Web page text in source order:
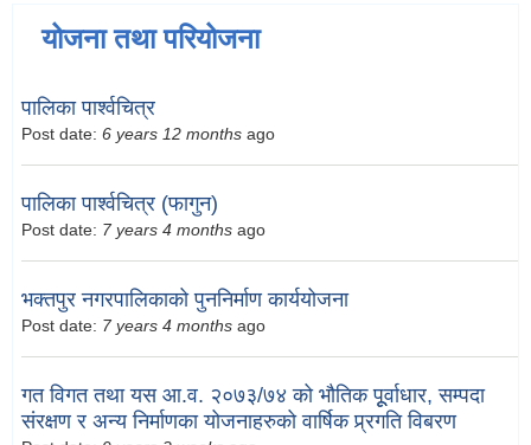
योजना तथा परियोजना
पालिका पार्श्वचित्र
Post date: 6 years 12 months ago
पालिका पार्श्वचित्र (फागुन)
Post date: 7 years 4 months ago
भक्तपुर नगरपालिकाको पुननिर्माण कार्ययोजना
Post date: 7 years 4 months ago
गत विगत तथा यस आ.व. २०७३/७४ को भौतिक पूूर्वाधार, सम्पदा
संरक्षण र अन्य निर्माणका योजनाहरुको वार्षिक प्र्रगति विबरण